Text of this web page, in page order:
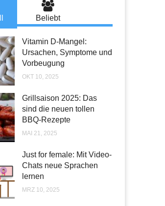
Beliebt
Vitamin D-Mangel:
Ursachen, Symptome und
Vorbeugung
OKT 10, 2025
Grillsaison 2025: Das
sind die neuen tollen
BBQ-Rezepte
MAI 21, 2025
Just for female: Mit Video-
Chats neue Sprachen
lernen
MRZ 10, 2025